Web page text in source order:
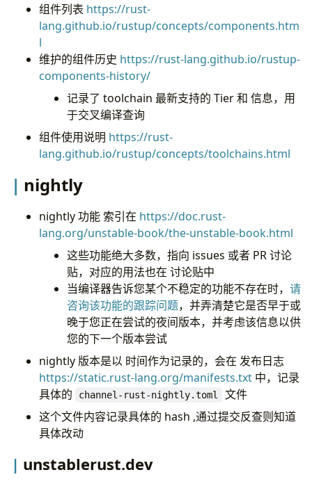
组件列表 https://rust-
lang.github.io/rustup/concepts/components.htm
l
维护的组件历史 https://rust-lang.github.io/rustup-
components-history/
记录了 toolchain 最新支持的 Tier 和 信息，用
于交叉编译查询
组件使用说明 https://rust-
lang.github.io/rustup/concepts/toolchains.html
nightly
nightly 功能 索引在 https://doc.rust-
lang.org/unstable-book/the-unstable-book.html
这些功能绝大多数，指向 issues 或者 PR 讨论
贴，对应的用法也在 讨论贴中
当编译器告诉您某个不稳定的功能不存在时， 请
咨询该功能的跟踪问题，并弄清楚它是否早于或
晚于您正在尝试的夜间版本，并考虑该信息以供
您的下一个版本尝试
nightly 版本是以 时间作为记录的，会在 发布日志
https://static.rust-lang.org/manifests.txt 中，记录
具体的
channel-rust-nightly.toml
文件
这个文件内容记录具体的 hash ,通过提交反查则知道
具体改动
unstablerust.dev